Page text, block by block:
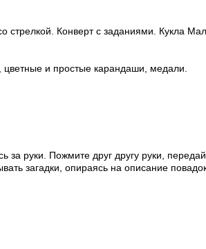
стрелкой. Конверт с заданиями. Кукла
цветные и простые карандаши, медали.
за руки. Пожмите друг другу руки,
загадки, опираясь на описание